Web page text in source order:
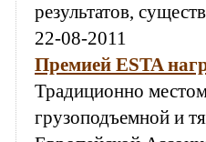
результатов,
22-08-2011
Премией ESTA
Традиционно
грузоподъемной и